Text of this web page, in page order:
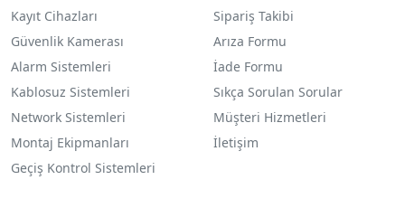
Kayıt Cihazları
Güvenlik Kamerası
Alarm Sistemleri
Kablosuz Sistemleri
Network Sistemleri
Montaj Ekipmanları
Geçiş Kontrol Sistemleri
Sipariş Takibi
Arıza Formu
İade Formu
Sıkça Sorulan Sorular
Müşteri Hizmetleri
İletişim